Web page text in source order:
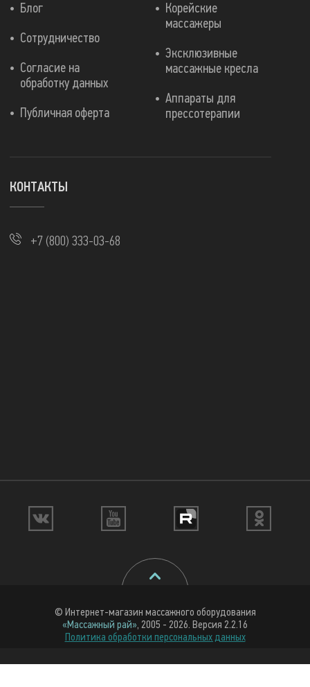
Корейские
массажеры
Эксклюзивные
массажные кресла
Аппараты для
прессотерапии
Блог
Сотрудничество
Согласие на
обработку данных
Публичная оферта
КОНТАКТЫ
+7 (800) 333-03-68
© Интернет-магазин массажного оборудования
«Массажный рай», 2005 - 2026. Версия 2.2.16
Политика обработки персональных данных